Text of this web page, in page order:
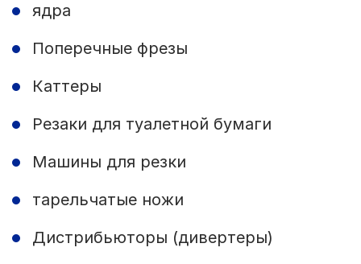
ядра
Поперечные фрезы
Каттеры
Резаки для туалетной бумаги
Машины для резки
тарельчатые ножи
Дистрибьюторы (дивертеры)